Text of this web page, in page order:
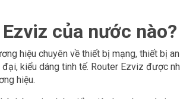
của nước
hiệu chuyên về thiết bị mạng, thiết bị
kiểu dáng tinh tế. Router Ezviz được
hiệu.